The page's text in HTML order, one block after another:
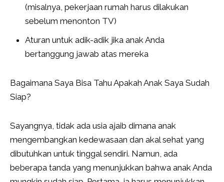
(misalnya, pekerjaan rumah harus dilakukan
sebelum menonton TV)
Aturan untuk adik-adik jika anak Anda
bertanggung jawab atas mereka
Bagaimana Saya Bisa Tahu Apakah Anak Saya Sudah
Siap?
Sayangnya, tidak ada usia ajaib dimana anak
mengembangkan kedewasaan dan akal sehat yang
dibutuhkan untuk tinggal sendiri. Namun, ada
beberapa tanda yang menunjukkan bahwa anak Anda